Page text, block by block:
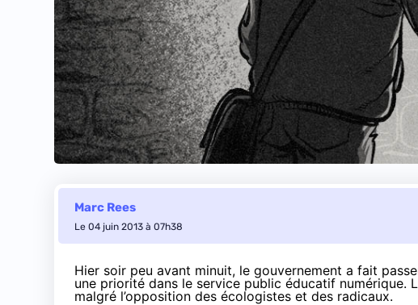
Marc Rees
Le 04 juin 2013 à 07h38
Hier soir peu avant minuit, le gouvernement a fait
une priorité dans le service public éducatif numérique.
malgré l’opposition des écologistes et des radicaux.